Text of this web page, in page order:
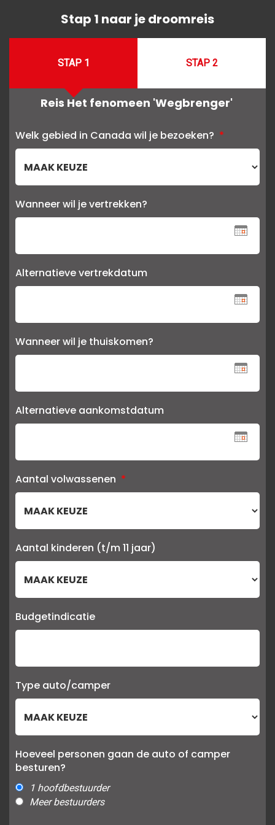
Stap 1 naar je droomreis
STAP 1 STAP 2
Reis Het fenomeen 'Wegbrenger'
Welk gebied in Canada wil je bezoeken? *
Wanneer wil je vertrekken?
Alternatieve vertrekdatum
Wanneer wil je thuiskomen?
Alternatieve aankomstdatum
Aantal volwassenen *
Aantal kinderen (t/m 11 jaar)
Budgetindicatie
Type auto/camper
Hoeveel personen gaan de auto of camper
besturen?
1 hoofdbestuurder
Meer bestuurders